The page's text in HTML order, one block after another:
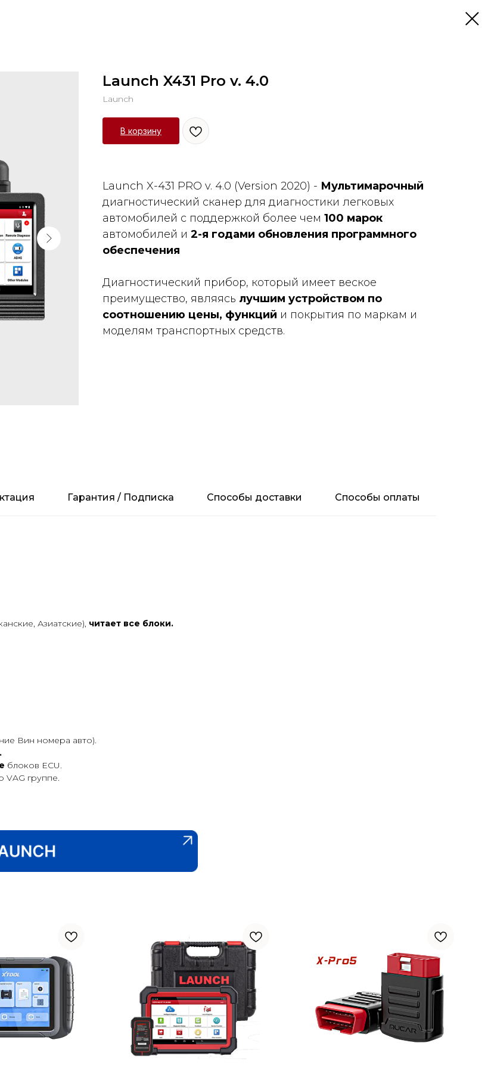
Launch X431 Pro v. 4.0
Launch
В корзину
Launch X-431 PRO v. 4.0 (Version 2020) - Мультимарочный
диагностический сканер для диагностики легковых
автомобилей с поддержкой более чем 100 марок
автомобилей и 2-я годами обновления программного
обеспечения
Диагностический прибор, который имеет веское
преимущество, являясь лучшим устройством по
соотношению цены, функций и покрытия по маркам и
моделям транспортных средств.
Гарантия / Подписка Способы доставки Способы оплаты
Азиатские), читает все блоки.
Вин номера авто).
блоков ECU.
VAG группе.